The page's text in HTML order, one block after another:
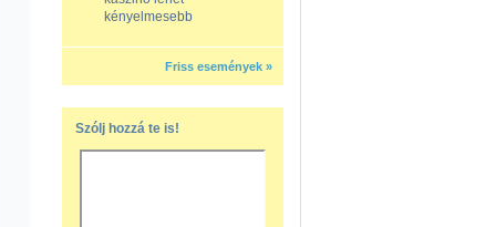
kényelmesebb
Friss események »
Szólj hozzá te is!